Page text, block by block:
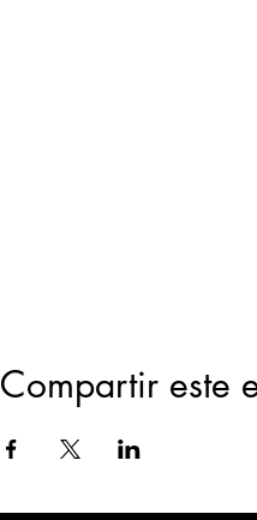
Compartir este